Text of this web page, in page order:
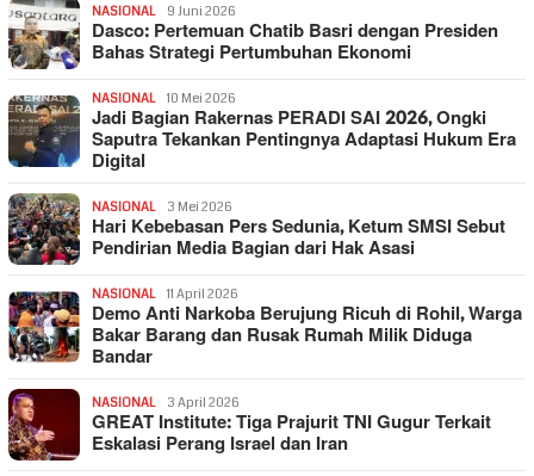
NASIONAL 9 Juni 2026
Dasco: Pertemuan Chatib Basri dengan Presiden
Bahas Strategi Pertumbuhan Ekonomi
NASIONAL 10 Mei 2026
Jadi Bagian Rakernas PERADI SAI 2026, Ongki
Saputra Tekankan Pentingnya Adaptasi Hukum Era
Digital
NASIONAL 3 Mei 2026
Hari Kebebasan Pers Sedunia, Ketum SMSI Sebut
Pendirian Media Bagian dari Hak Asasi
NASIONAL 11 April 2026
Demo Anti Narkoba Berujung Ricuh di Rohil, Warga
Bakar Barang dan Rusak Rumah Milik Diduga
Bandar
NASIONAL 3 April 2026
GREAT Institute: Tiga Prajurit TNI Gugur Terkait
Eskalasi Perang Israel dan Iran